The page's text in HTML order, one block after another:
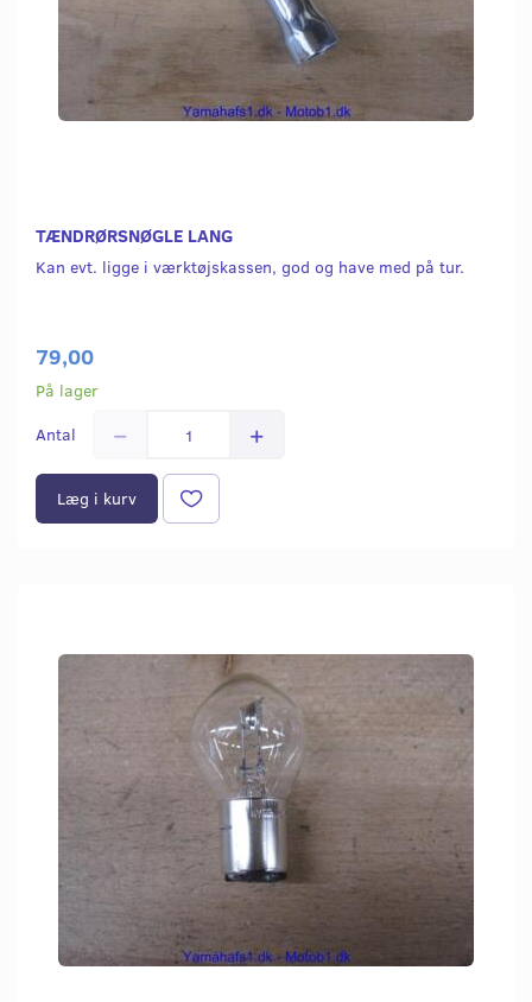
TÆNDRØRSNØGLE LANG
Kan evt. ligge i værktøjskassen, god og have med på tur.
79,00
På lager
Antal
Læg i kurv